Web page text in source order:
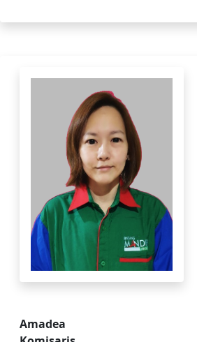
Amadea